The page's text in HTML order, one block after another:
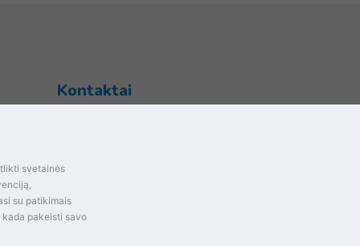
ir
Kontaktai
svetainės
su patikimais
kada pakeisti savo